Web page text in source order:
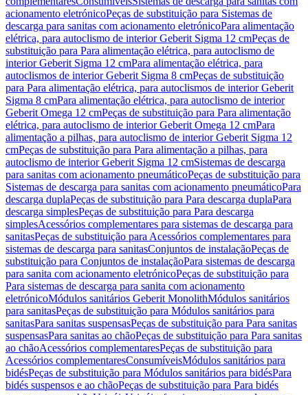
acionamento eletrónicoPeças de substituição para Sistemas de
descarga para sanitas com acionamento eletrónicoPara alimentação
elétrica, para autoclismo de interior Geberit Sigma 12 cmPeças de
substituição para Para alimentação elétrica, para autoclismo de
interior Geberit Sigma 12 cmPara alimentação elétrica, para
autoclismos de interior Geberit Sigma 8 cmPeças de substituição
para Para alimentação elétrica, para autoclismos de interior Geberit
Sigma 8 cmPara alimentação elétrica, para autoclismo de interior
Geberit Omega 12 cmPeças de substituição para Para alimentação
elétrica, para autoclismo de interior Geberit Omega 12 cmPara
alimentação a pilhas, para autoclismo de interior Geberit Sigma 12
cmPeças de substituição para Para alimentação a pilhas, para
autoclismo de interior Geberit Sigma 12 cmSistemas de descarga
para sanitas com acionamento pneumáticoPeças de substituição para
Sistemas de descarga para sanitas com acionamento pneumáticoPara
descarga duplaPeças de substituição para Para descarga duplaPara
descarga simplesPeças de substituição para Para descarga
simplesAcessórios complementares para sistemas de descarga para
sanitasPeças de substituição para Acessórios complementares para
sistemas de descarga para sanitasConjuntos de instalaçãoPeças de
substituição para Conjuntos de instalaçãoPara sistemas de descarga
para sanita com acionamento eletrónicoPeças de substituição para
Para sistemas de descarga para sanita com acionamento
eletrónicoMódulos sanitários Geberit MonolithMódulos sanitários
para sanitasPeças de substituição para Módulos sanitários para
sanitasPara sanitas suspensasPeças de substituição para Para sanitas
suspensasPara sanitas ao chãoPeças de substituição para Para sanitas
ao chãoAcessórios complementaresPeças de substituição para
Acessórios complementaresConsumíveisMódulos sanitários para
bidésPeças de substituição para Módulos sanitários para bidésPara
bidés suspensos e ao chãoPeças de substituição para Para bidés